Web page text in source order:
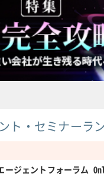
ト・セミナーラ
ージェントフォーラム